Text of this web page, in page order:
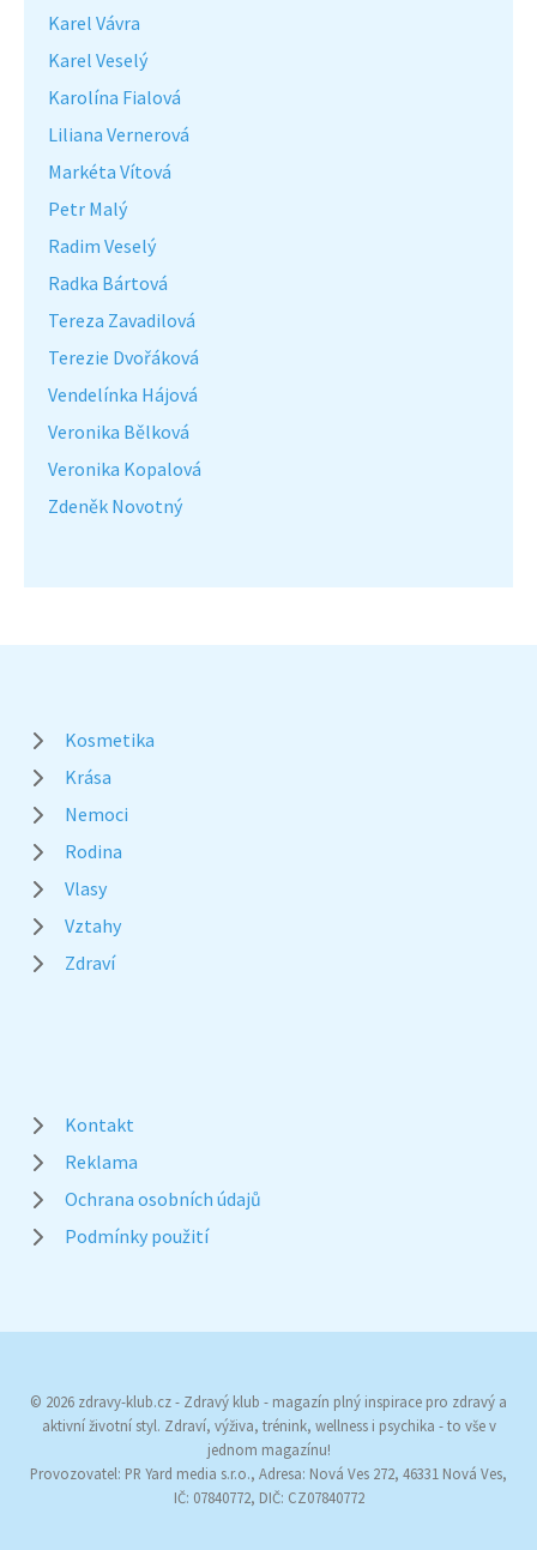
Karel Vávra
Karel Veselý
Karolína Fialová
Liliana Vernerová
Markéta Vítová
Petr Malý
Radim Veselý
Radka Bártová
Tereza Zavadilová
Terezie Dvořáková
Vendelínka Hájová
Veronika Bělková
Veronika Kopalová
Zdeněk Novotný
Kosmetika
Krása
Nemoci
Rodina
Vlasy
Vztahy
Zdraví
Kontakt
Reklama
Ochrana osobních údajů
Podmínky použití
© 2026 zdravy-klub.cz - Zdravý klub - magazín plný inspirace pro zdravý a
aktivní životní styl. Zdraví, výživa, trénink, wellness i psychika - to vše v
jednom magazínu!
Provozovatel: PR Yard media s.r.o., Adresa: Nová Ves 272, 46331 Nová Ves,
IČ: 07840772, DIČ: CZ07840772